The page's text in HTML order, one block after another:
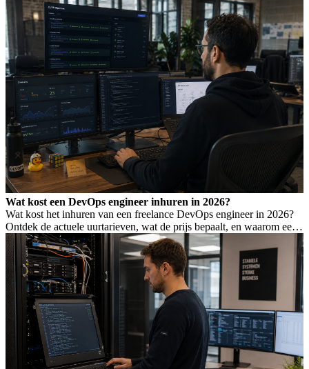
Wat kost een DevOps engineer inhuren in 2026?
Wat kost het inhuren van een freelance DevOps engineer in 2026?
Ontdek de actuele uurtarieven, wat de prijs bepaalt, en waarom een
laag tarief niet altijd goedkoper is.